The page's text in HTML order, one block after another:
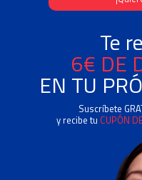
Te
6€ DE
EN TU
Suscríbete
y recibe tu CUPÓN